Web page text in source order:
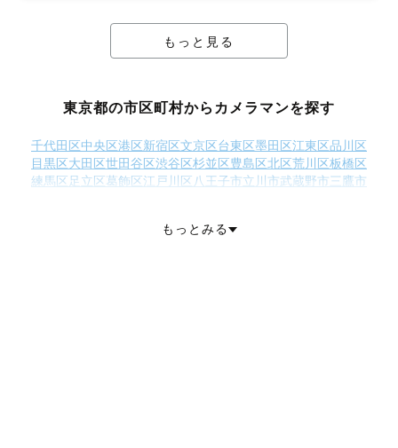
もっと見る
東京都の市区町村からカメラマンを探す
千代田区中央区港区新宿区文京区台東区墨田区江東区品川区
目黒区大田区世田谷区渋谷区杉並区豊島区北区荒川区板橋区
練馬区足立区葛飾区江戸川区八王子市立川市武蔵野市三鷹市
多摩市 稲城市羽村市
もっとみる